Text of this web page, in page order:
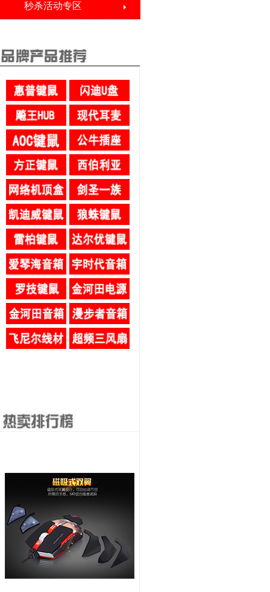
秒杀活动专区